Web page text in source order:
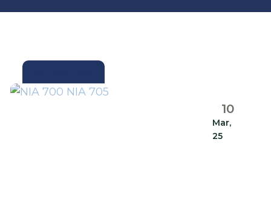
10
Mar,
25